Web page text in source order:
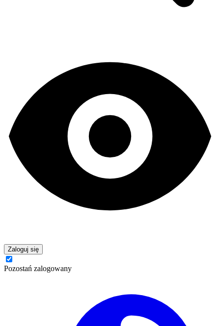
Zaloguj się
Pozostań zalogowany